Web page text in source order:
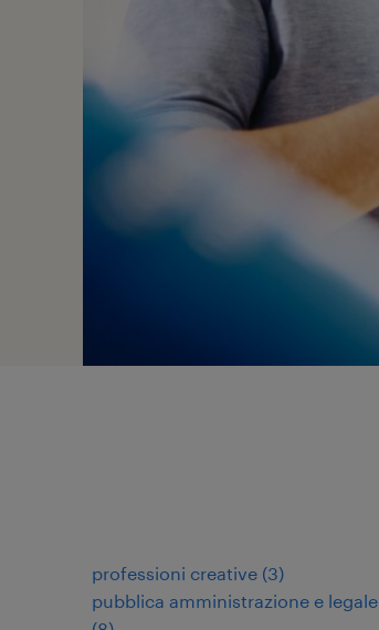
professioni creative (3)
pubblica amministrazione e legale